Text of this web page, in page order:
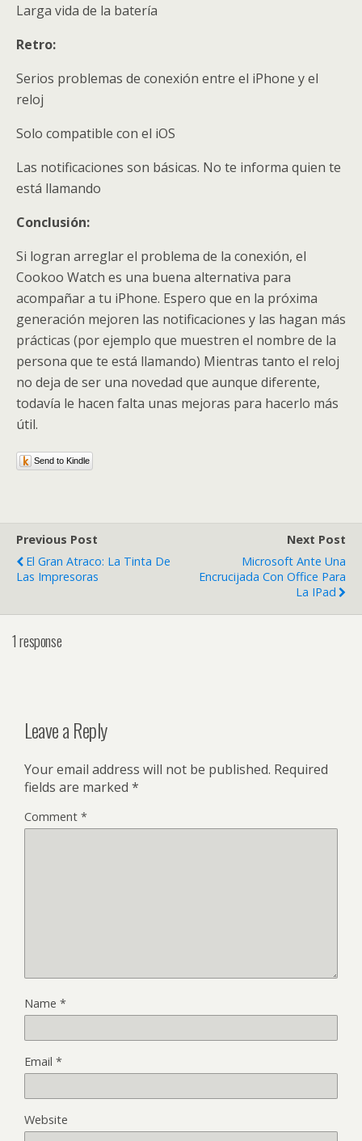
Larga vida de la batería
Retro:
Serios problemas de conexión entre el iPhone y el
reloj
Solo compatible con el iOS
Las notificaciones son básicas. No te informa quien te
está llamando
Conclusión:
Si logran arreglar el problema de la conexión, el
Cookoo Watch es una buena alternativa para
acompañar a tu iPhone. Espero que en la próxima
generación mejoren las notificaciones y las hagan más
prácticas (por ejemplo que muestren el nombre de la
persona que te está llamando) Mientras tanto el reloj
no deja de ser una novedad que aunque diferente,
todavía le hacen falta unas mejoras para hacerlo más
útil.
Send to Kindle
Previous Post
El Gran Atraco: La Tinta De
Las Impresoras
Next Post
Microsoft Ante Una
Encrucijada Con Office Para
La IPad
1 response
Leave a Reply
Your email address will not be published. Required
fields are marked *
Comment *
Name *
Email *
Website